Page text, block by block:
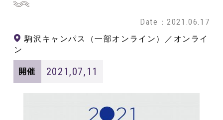
Date：2021.06.17
駒沢キャンパス（一部オンライン）／オンライ
ン
開催 2021,07,11